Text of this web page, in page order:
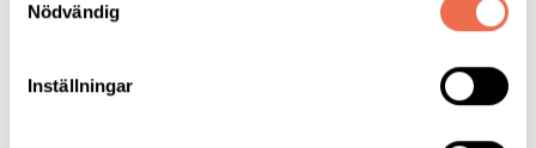
Nödvändig
Inställningar